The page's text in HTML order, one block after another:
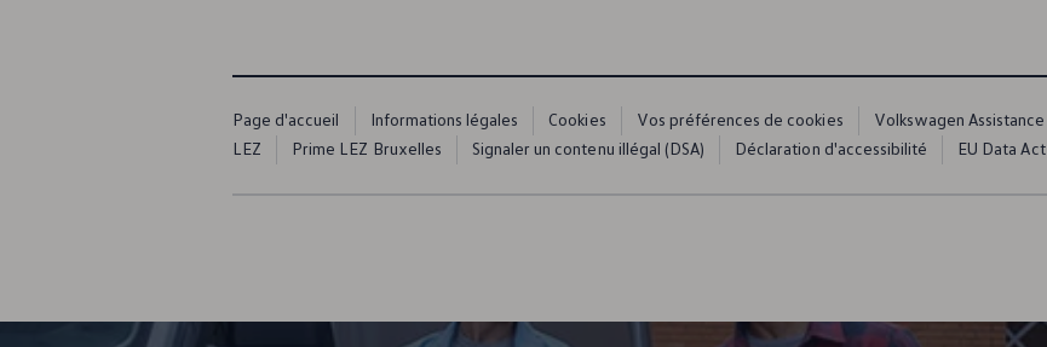
Page d'accueil Informations légales Cookies Vos préférences de cookies Volkswagen Assistance
LEZ
Prime LEZ Bruxelles Signaler un contenu illégal (DSA) Déclaration d'accessibilité EU Data Act